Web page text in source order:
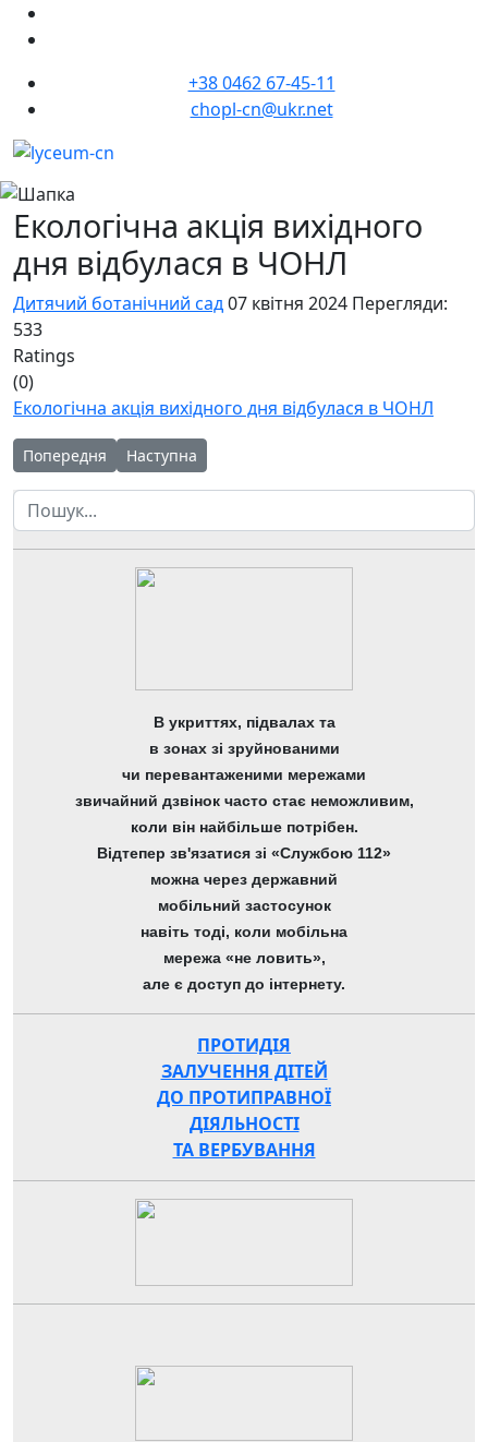
+38 0462 67-45-11
chopl-cn@ukr.net
Екологічна акція вихідного
дня відбулася в ЧОНЛ
Дитячий ботанічний сад07 квітня 2024 Перегляди:
533
Ratings
(0)
Екологічна акція вихідного дня відбулася в ЧОНЛ
Попередня стаття: У Чернігівському обласному науковому
Попередня Наступна стаття: Змістовно, насичено та
Наступна
Пошук
В укриттях, підвалах та
в зонах зі зруйнованими
чи перевантаженими мережами
звичайний дзвінок часто стає неможливим,
коли він найбільше потрібен.
Відтепер зв'язатися зі «Службою 112»
можна через державний
мобільний застосунок
навіть тоді, коли мобільна
мережа «не ловить»,
але є доступ до інтернету.
ПРОТИДІЯ
ЗАЛУЧЕННЯ ДІТЕЙ
ДО ПРОТИПРАВНОЇ
ДІЯЛЬНОСТІ
ТА ВЕРБУВАННЯ